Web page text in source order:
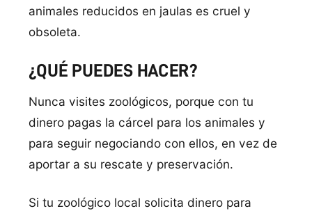
animales reducidos en jaulas es cruel y
obsoleta.
¿QUÉ PUEDES HACER?
Nunca visites zoológicos, porque con tu
dinero pagas la cárcel para los animales y
para seguir negociando con ellos, en vez de
aportar a su rescate y preservación.
Si tu zoológico local solicita dinero para